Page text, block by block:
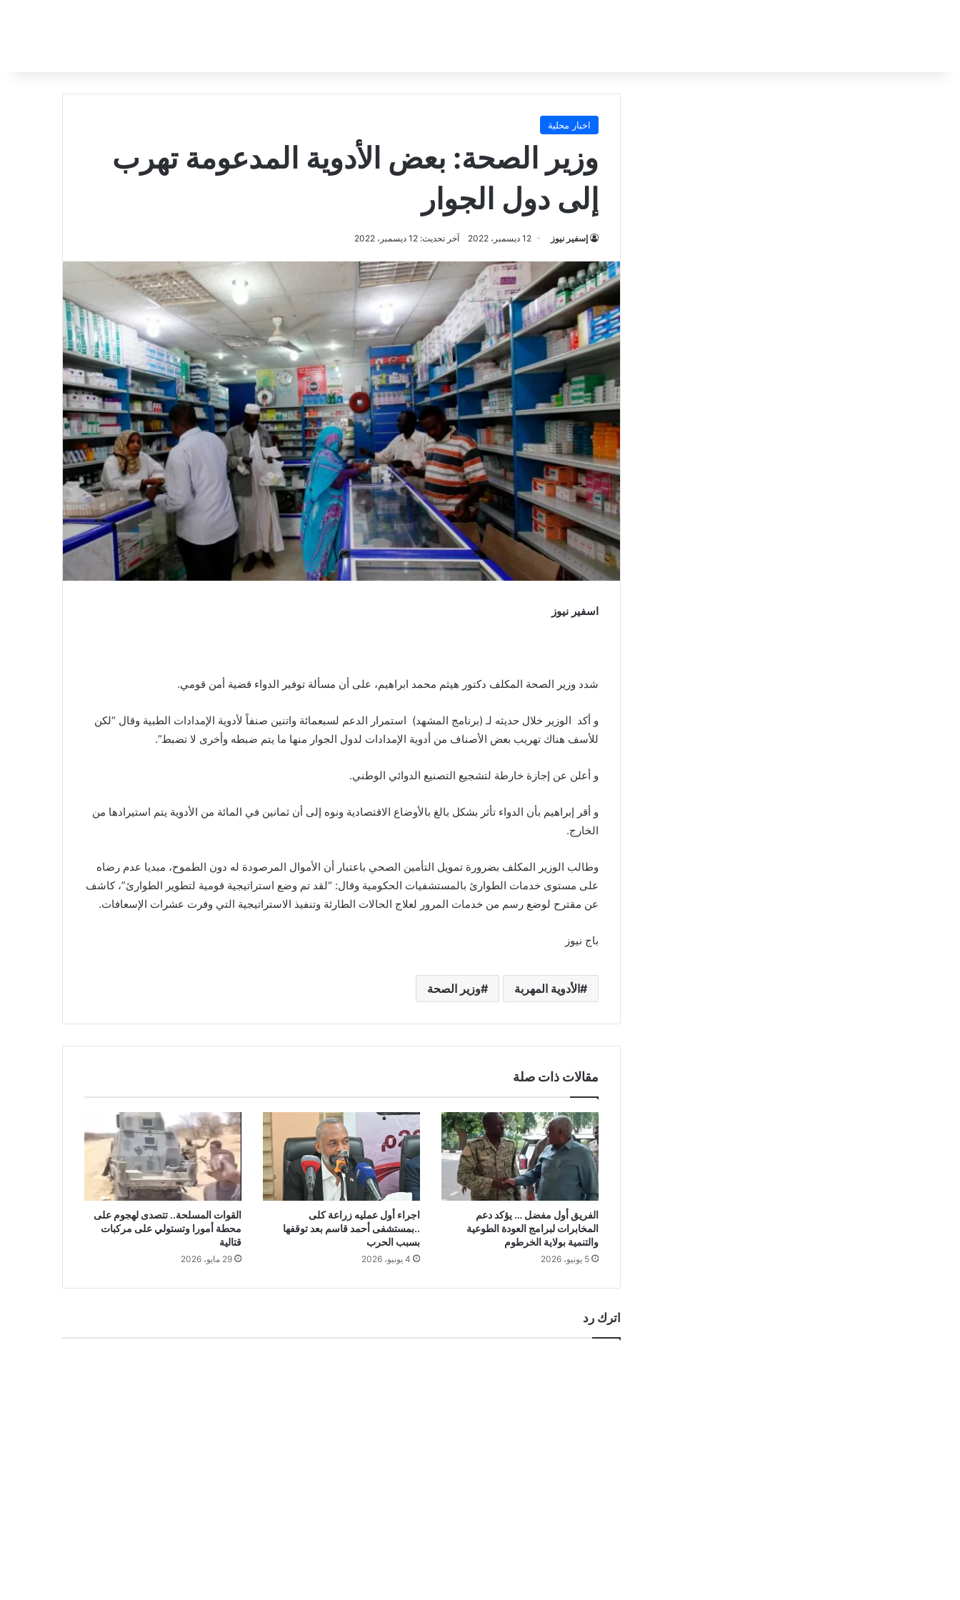
اخبار محلية
وزير الصحة: بعض الأدوية المدعومة تهرب
إلى دول الجوار
إسفير نيوز 12 ديسمبر، 2022 آخر تحديث: 12 ديسمبر، 2022
اسفير نيوز
شدد وزير الصحة المكلف دكتور هيثم محمد ابراهيم، على أن مسألة توفير الدواء قضية أمن قومي.
و أكد الوزير خلال حديثه لـ (برنامج المشهد) استمرار الدعم لسبعمائة واتنين صنفاً لأدوية الإمدادات الطبية وقال “لكن
للأسف هناك تهريب بعض الأصناف من أدوية الإمدادات لدول الجوار منها ما يتم ضبطه وأخرى لا تضبط”.
و أعلن عن إجازة خارطة لتشجيع التصنيع الدوائي الوطني.
و أقر إبراهيم بأن الدواء تأثر بشكل بالغ بالأوضاع الاقتصادية ونوه إلى أن ثمانين في المائة من الأدوية يتم استيرادها من
الخارج.
وطالب الوزير المكلف بضرورة تمويل التأمين الصحي باعتبار أن الأموال المرصودة له دون الطموح، مبديا عدم رضاه
على مستوى خدمات الطوارئ بالمستشفيات الحكومية وقال: “لقد تم وضع استراتيجية قومية لتطوير الطوارئ”، كاشف
عن مقترح لوضع رسم من خدمات المرور لعلاج الحالات الطارئة وتنفيذ الاستراتيجية التي وفرت عشرات الإسعافات.
باج نيوز
الأدوية المهربة وزير الصحة
مقالات ذات صلة
الفريق أول مفضل … يؤكد دعم
المخابرات لبرامج العودة الطوعية
والتنمية بولاية الخرطوم
5 يونيو، 2026
اجراء أول عمليه زراعة كلى
..بمستشفى أحمد قاسم بعد توقفها
بسبب الحرب
4 يونيو، 2026
القوات المسلحة.. تتصدى لهجوم على
محطة أمورا وتستولي على مركبات
قتالية
29 مايو، 2026
اترك رد